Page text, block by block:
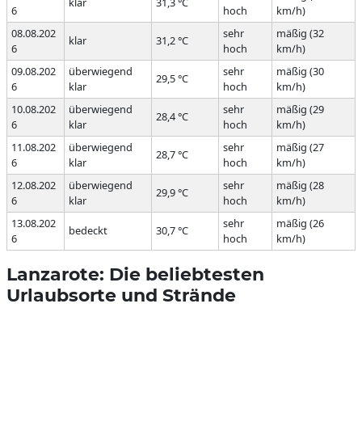
6
hoch
km/h)
08.08.202
6
klar 31,2 °C
sehr
hoch
mäßig (32
km/h)
09.08.202
6
überwiegend
klar
29,5 °C
sehr
hoch
mäßig (30
km/h)
10.08.202
6
überwiegend
klar
28,4 °C
sehr
hoch
mäßig (29
km/h)
11.08.202
6
überwiegend
klar
28,7 °C
sehr
hoch
mäßig (27
km/h)
12.08.202
6
überwiegend
klar
29,9 °C
sehr
hoch
mäßig (28
km/h)
13.08.202
6
bedeckt 30,7 °C
sehr
hoch
mäßig (26
km/h)
Lanzarote: Die beliebtesten
Urlaubsorte und Strände